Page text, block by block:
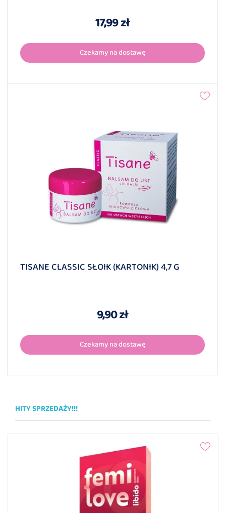
17,99 zł
Czekamy na dostawę
TISANE CLASSIC SŁOIK (KARTONIK) 4,7 G
9,90 zł
Czekamy na dostawę
HITY SPRZEDAŻY!!!